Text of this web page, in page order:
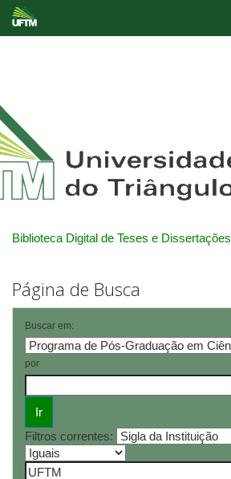
Biblioteca Digital de Teses e Dissertações
Página de Busca
Buscar em:
por
Filtros correntes: